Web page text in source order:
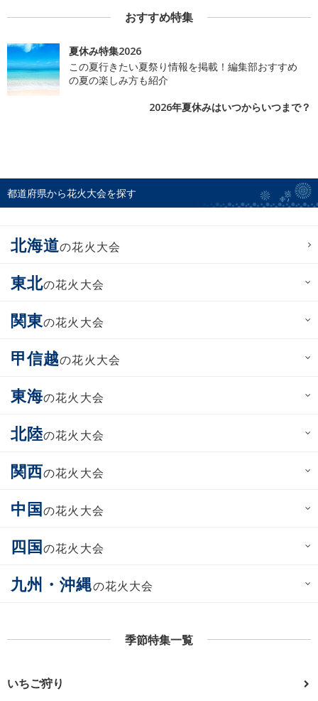
おすすめ特集
夏休み特集2026
この夏行きたい夏祭り情報を掲載！編集部おすすめ
の夏の楽しみ方も紹介
2026年夏休みはいつからいつまで？
都道府県から花火大会を探す
北海道の花火大会
東北の花火大会
関東の花火大会
甲信越の花火大会
東海の花火大会
北陸の花火大会
関西の花火大会
中国の花火大会
四国の花火大会
九州・沖縄の花火大会
季節特集一覧
いちご狩り